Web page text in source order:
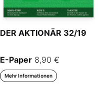
DER AKTIONÄR 32/19
E-Paper 8,90 €
Mehr Informationen